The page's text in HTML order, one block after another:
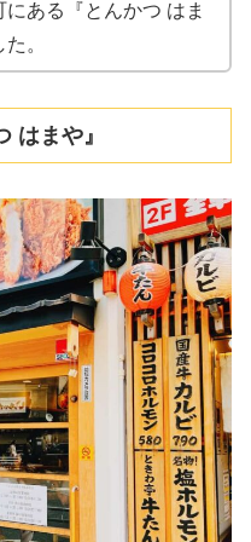
ある『とんかつ はま
。
はまや』